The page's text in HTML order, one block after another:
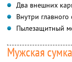
Два внешних
Внутри
Пылезащитный
Мужская